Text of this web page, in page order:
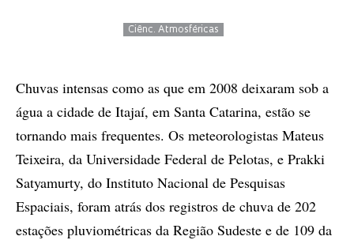
Ciênc. Atmosféricas
Chuvas intensas como as que em 2008 deixaram sob a
água a cidade de Itajaí, em Santa Catarina, estão se
tornando mais frequentes. Os meteorologistas Mateus
Teixeira, da Universidade Federal de Pelotas, e Prakki
Satyamurty, do Instituto Nacional de Pesquisas
Espaciais, foram atrás dos registros de chuva de 202
estações pluviométricas da Região Sudeste e de 109 da